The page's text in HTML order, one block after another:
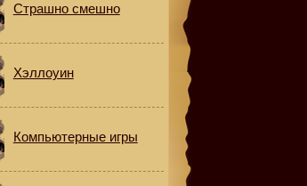
Страшно смешно
Хэллоуин
Компьютерные игры